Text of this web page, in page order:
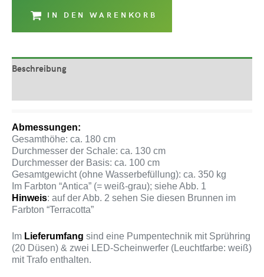
IN DEN WARENKORB
Beschreibung
Abmessungen:
Gesamthöhe: ca. 180 cm
Durchmesser der Schale: ca. 130 cm
Durchmesser der Basis: ca. 100 cm
Gesamtgewicht (ohne Wasserbefüllung): ca. 350 kg
Im Farbton “Antica” (= weiß-grau); siehe Abb. 1
Hinweis: auf der Abb. 2 sehen Sie diesen Brunnen im
Farbton “Terracotta”
Im Lieferumfang sind eine Pumpentechnik mit Sprühring
(20 Düsen) & zwei LED-Scheinwerfer (Leuchtfarbe: weiß)
mit Trafo enthalten.